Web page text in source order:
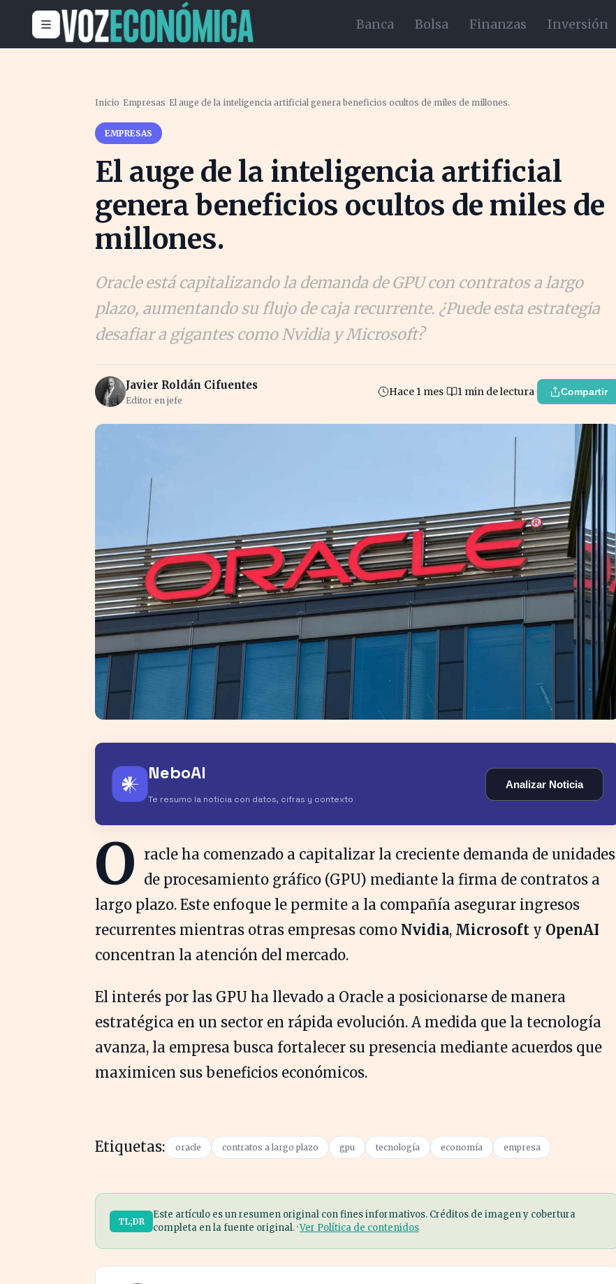
Banca Bolsa Finanzas Inversión
Inicio ›Empresas ›El auge de la inteligencia artificial genera beneficios ocultos de miles de millones.
EMPRESAS
El auge de la inteligencia artificial
genera beneficios ocultos de miles de
millones.
Oracle está capitalizando la demanda de GPU con contratos a largo
plazo, aumentando su flujo de caja recurrente. ¿Puede esta estrategia
desafiar a gigantes como Nvidia y Microsoft?
Javier Roldán Cifuentes
Editor en jefe
Hace 1 mes 1 min de lectura Compartir
𒀭 NeboAI
Te resumo la noticia con datos, cifras y contexto
Analizar Noticia
O racle ha comenzado a capitalizar la creciente demanda de unidades
de procesamiento gráfico (GPU) mediante la firma de contratos a
largo plazo. Este enfoque le permite a la compañía asegurar ingresos
recurrentes mientras otras empresas como Nvidia, Microsoft y OpenAI
concentran la atención del mercado.
El interés por las GPU ha llevado a Oracle a posicionarse de manera
estratégica en un sector en rápida evolución. A medida que la tecnología
avanza, la empresa busca fortalecer su presencia mediante acuerdos que
maximicen sus beneficios económicos.
Etiquetas: oracle contratos a largo plazo gpu tecnología economía empresa
TL;DR
Este artículo es un resumen original con fines informativos. Créditos de imagen y cobertura
completa en la fuente original. ·Ver Política de contenidos